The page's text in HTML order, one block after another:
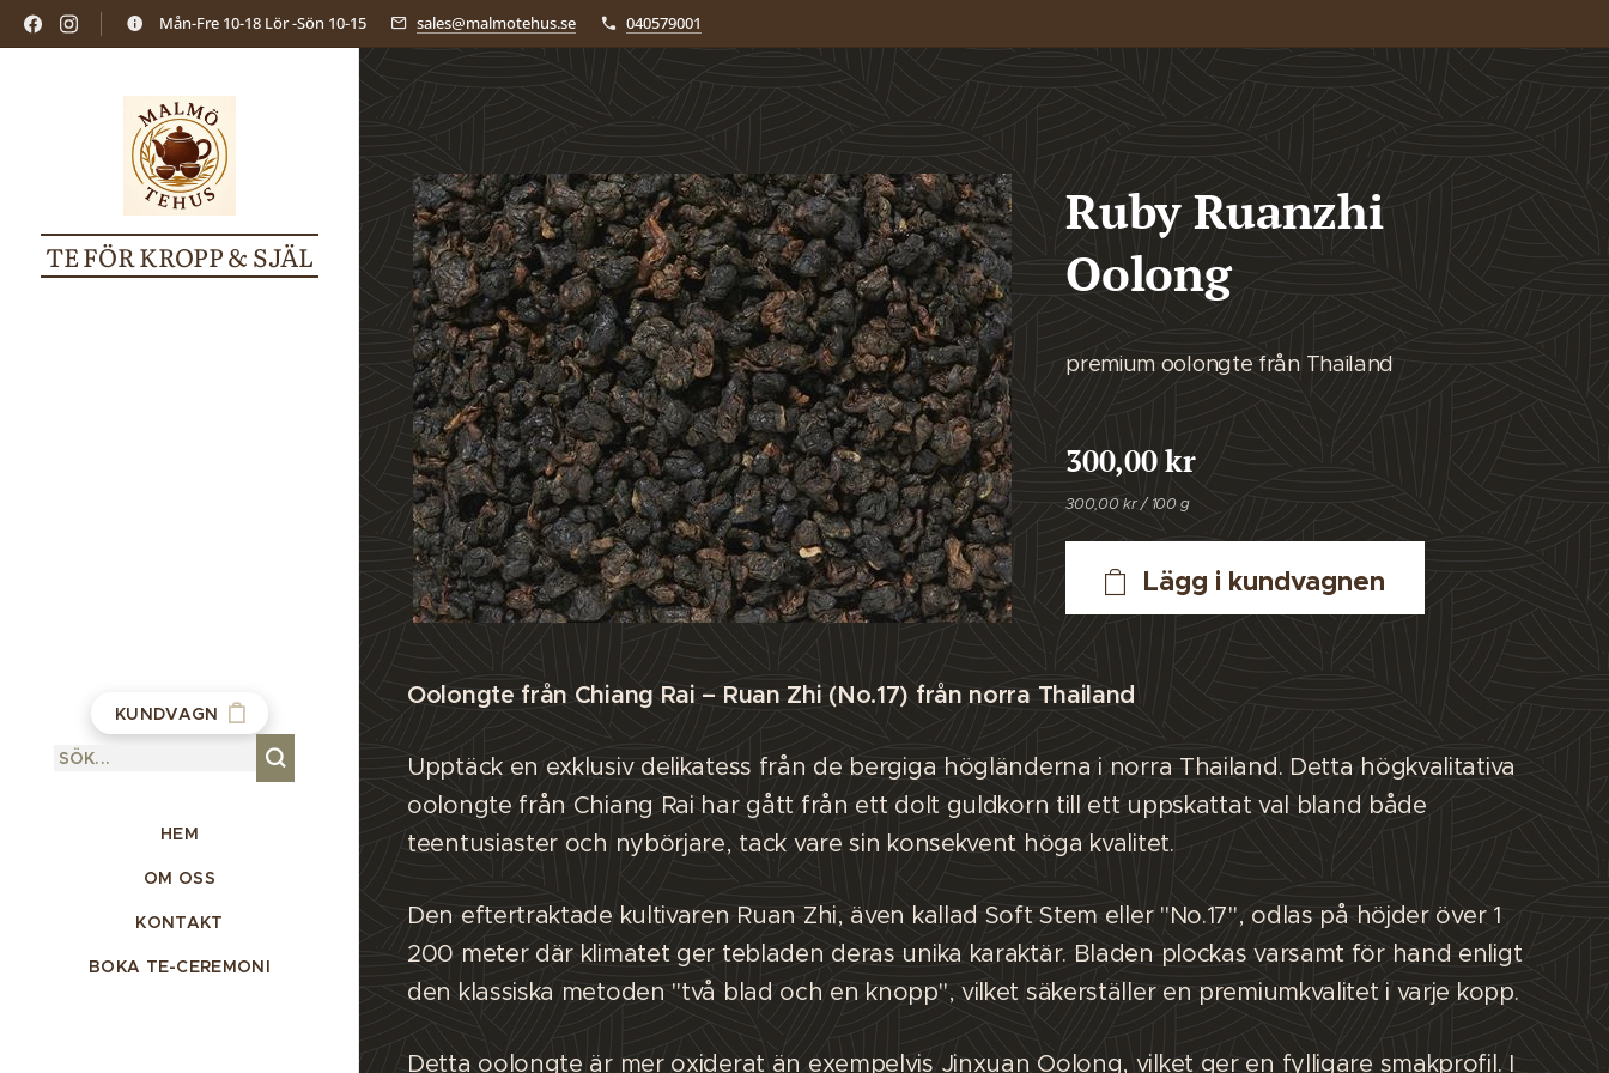
Mån-Fre 10-18 Lör -Sön 10-15 sales@malmotehus.se 040579001
TE FÖR KROPP & SJÄL
KUNDVAGN
HEM
OM OSS
KONTAKT
BOKA TE-CEREMONI
Ruby Ruanzhi
Oolong
premium oolongte från Thailand
300,00kr
300,00 kr / 100 g
Lägg i kundvagnen
Oolongte från Chiang Rai – Ruan Zhi (No.17) från norra Thailand
Upptäck en exklusiv delikatess från de bergiga högländerna i norra Thailand. Detta högkvalitativa
oolongte från Chiang Rai har gått från ett dolt guldkorn till ett uppskattat val bland både
teentusiaster och nybörjare, tack vare sin konsekvent höga kvalitet.
Den eftertraktade kultivaren Ruan Zhi, även kallad Soft Stem eller "No.17", odlas på höjder över 1
200 meter där klimatet ger tebladen deras unika karaktär. Bladen plockas varsamt för hand enligt
den klassiska metoden "två blad och en knopp", vilket säkerställer en premiumkvalitet i varje kopp.
Detta oolongte är mer oxiderat än exempelvis Jinxuan Oolong, vilket ger en fylligare smakprofil. I